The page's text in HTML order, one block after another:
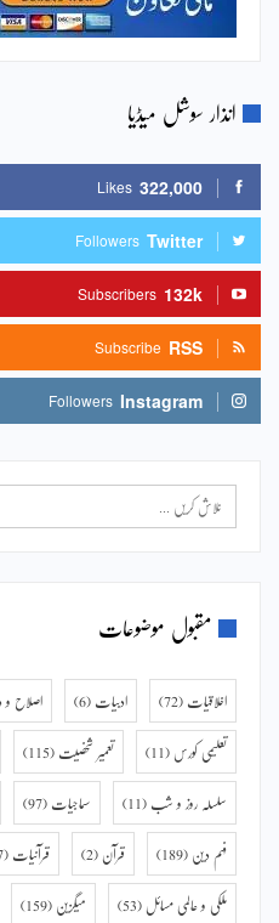
انذار سوشل میڈیا
322,000
Likes
Twitter
Followers
132k
Subscribers
RSS
Subscribe
Instagram
Followers
مقبول موضوعات
اخلاقیات (72) ادبیات (6) اصلاح
تعلیمی کورس (11) تعمیر شخصیت (115)
سلسلہ روز و شب (11) سماجیات (97)
فہم دین (189) قرآن (2) قرآنیات (107)
ملکی و عالمی مسائل (53) میگزین (159)